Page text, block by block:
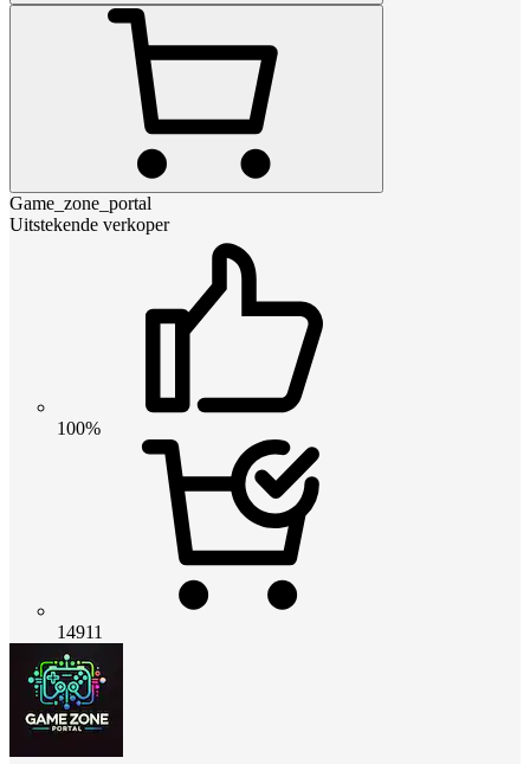
Game_zone_portal
Uitstekende verkoper
100%
14911